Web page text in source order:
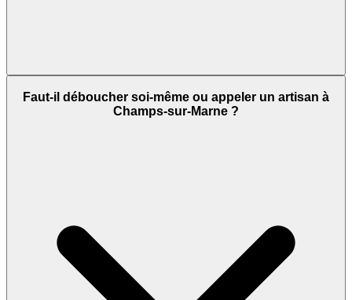
Faut-il déboucher soi-même ou appeler un artisan à
Champs-sur-Marne ?